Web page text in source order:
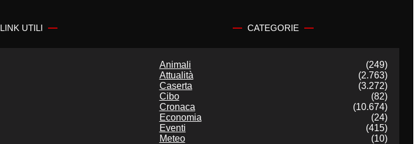
LINK UTILI CATEGORIE
Animali
(249)
Attualità
(2.763)
Caserta
(3.272)
Cibo
(82)
Cronaca
(10.674)
Economia
(24)
Eventi
(415)
Meteo
(10)